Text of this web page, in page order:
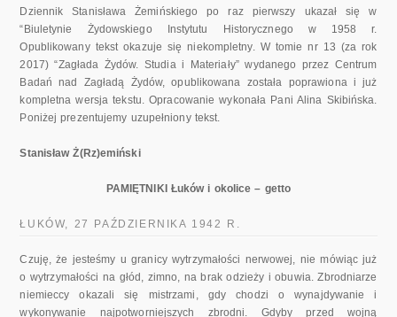
Dziennik Stanisława Żemińskiego po raz pierwszy ukazał się w
“Biuletynie Żydowskiego Instytutu Historycznego w 1958 r.
Opublikowany tekst okazuje się niekompletny. W tomie nr 13 (za rok
2017) “Zagłada Żydów. Studia i Materiały” wydanego przez Centrum
Badań nad Zagładą Żydów, opublikowana została poprawiona i już
kompletna wersja tekstu. Opracowanie wykonała Pani Alina Skibińska.
Poniżej prezentujemy uzupełniony tekst.
Stanisław Ż(Rz)emiński
PAMIĘTNIKI Łuków i okolice – getto
ŁUKÓW, 27 PAŹDZIERNIKA 1942 R.
Czuję, że jesteśmy u granicy wytrzymałości nerwowej, nie mówiąc już
o wytrzymałości na głód, zimno, na brak odzieży i obuwia. Zbrodniarze
niemieccy okazali się mistrzami, gdy chodzi o wynajdywanie i
wykonywanie najpotworniejszych zbrodni. Gdyby przed wojną